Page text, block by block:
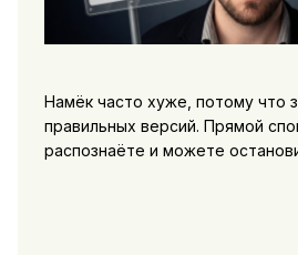
Намёк часто хуже, потому что
правильных версий. Прямой
распознаёте и можете